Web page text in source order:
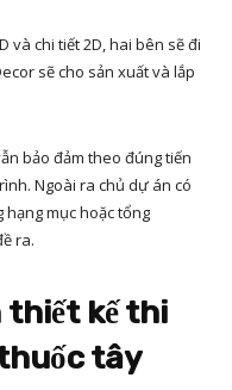
và chi tiết 2D, hai bên sẽ đi
sẽ cho sản xuất và lắp
bảo đảm theo đúng tiến
Ngoài ra chủ dự án có
mục hoặc tổng
ra.
thiết kế thi
tây